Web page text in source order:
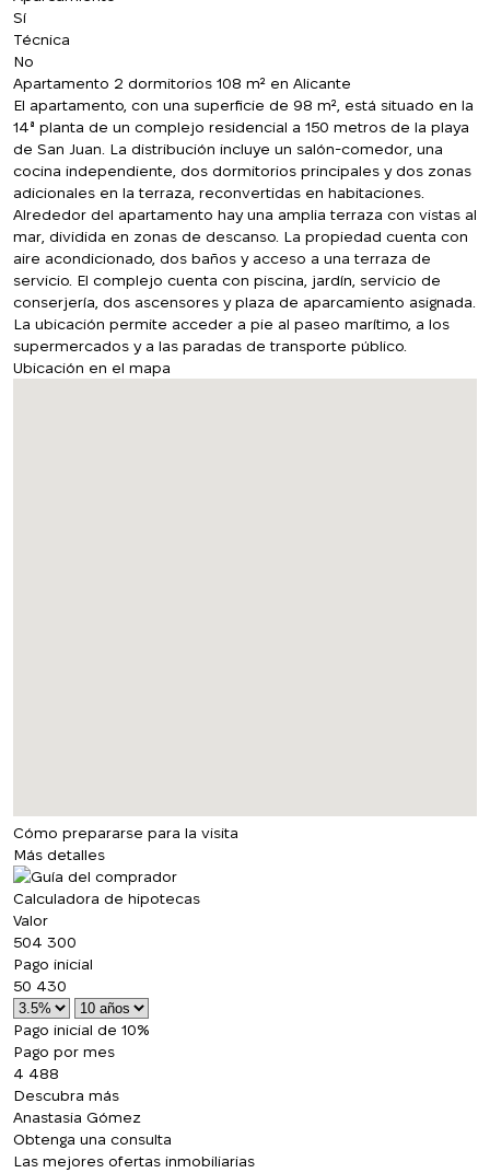
Sí
Técnica
No
Apartamento 2 dormitorios 108 m² en Alicante
El apartamento, con una superficie de 98 m², está situado en la
14ª planta de un complejo residencial a 150 metros de la playa
de San Juan. La distribución incluye un salón-comedor, una
cocina independiente, dos dormitorios principales y dos zonas
adicionales en la terraza, reconvertidas en habitaciones.
Alrededor del apartamento hay una amplia terraza con vistas al
mar, dividida en zonas de descanso. La propiedad cuenta con
aire acondicionado, dos baños y acceso a una terraza de
servicio. El complejo cuenta con piscina, jardín, servicio de
conserjería, dos ascensores y plaza de aparcamiento asignada.
La ubicación permite acceder a pie al paseo marítimo, a los
supermercados y a las paradas de transporte público.
Ubicación en el mapa
Cómo prepararse para la visita
Más detalles
Calculadora de hipotecas
Valor
504 300
Pago inicial
50 430
Pago inicial de 10%
Pago por mes
4 488
Descubra más
Anastasia Gómez
Obtenga una consulta
Las mejores ofertas inmobiliarias